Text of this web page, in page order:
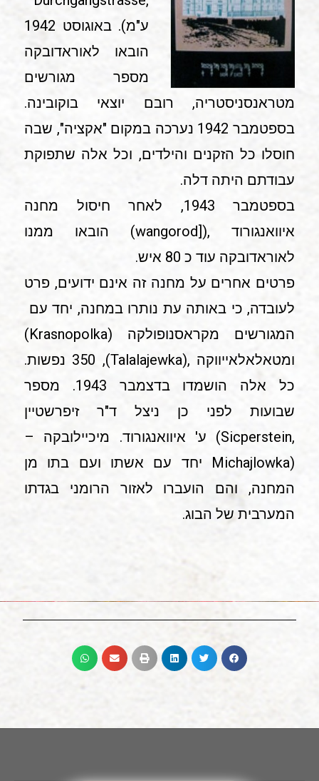
ע"מ). באוגוסט 1942
הובאו לאוראדובקה
מספר מגורשים
מטראנסניסטריה, רובם יוצאי בוקובינה.
בספטמבר 1942 נערכה במקום "אקציה", שבה
חוסלו כל הזקנים והילדים, וכל אלה שתפוקת
עבודתם היתה דלה.
בספטמבר 1943, לאחר חיסול מחנה
איוואנגורוד ,([wangorod) הובאו ממנו
לאוראדובקה עוד כ 80 איש.
פרטים אחרים על מחנה זה אינם ידועים, פרט
לעובדה, כי באותה עת נותרו במחנה, יחד עם
המגורשים מקראסנופולקה (Krasnopolka)
ומטאלאלאייווקה ,(Talalajewka), 350 נפשות.
כל אלה הושמדו בדצמבר 1943. מספר
שבועות לפני כן ניצל ד"ר זיפרשטיין
,Sicperstein) ע' איוואנגורוד. מיכיילובקה –
(Michajlowka יחד עם אשתו ועם בתו מן
המחנה, והם הועברו לאזור הרומני בגדתו
המערבית של הבוג.